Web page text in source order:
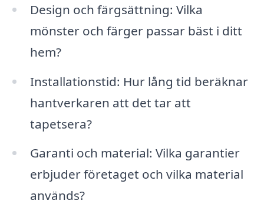
Design och färgsättning: Vilka
mönster och färger passar bäst i ditt
hem?
Installationstid: Hur lång tid beräknar
hantverkaren att det tar att
tapetsera?
Garanti och material: Vilka garantier
erbjuder företaget och vilka material
används?